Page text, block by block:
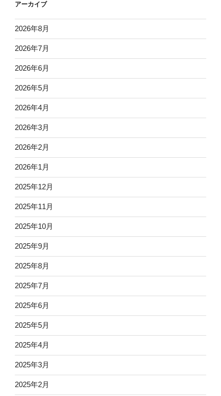
アーカイブ
2026年8月
2026年7月
2026年6月
2026年5月
2026年4月
2026年3月
2026年2月
2026年1月
2025年12月
2025年11月
2025年10月
2025年9月
2025年8月
2025年7月
2025年6月
2025年5月
2025年4月
2025年3月
2025年2月